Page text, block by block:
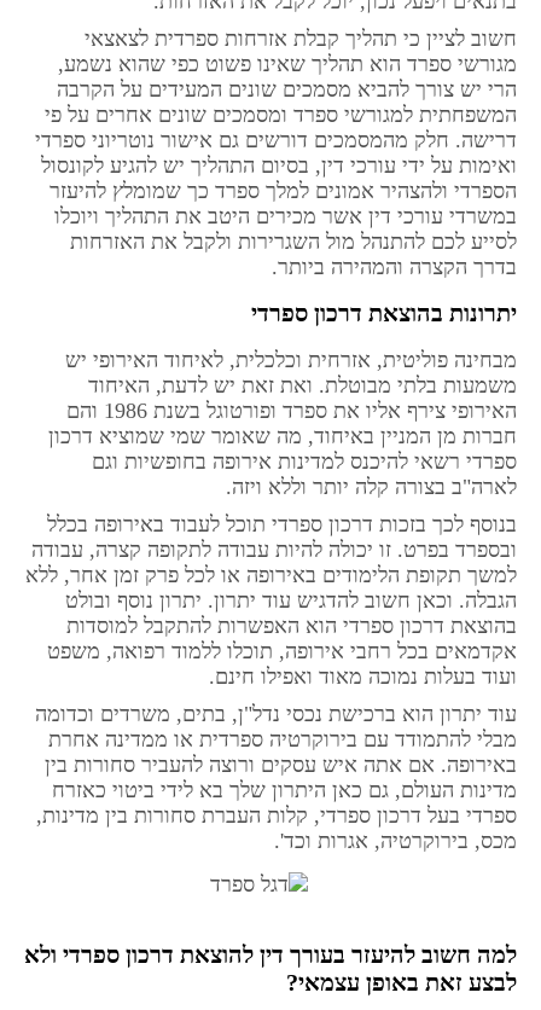
חשוב לציין כי תהליך קבלת אזרחות ספרדית לצאצאי
מגורשי ספרד הוא תהליך שאינו פשוט כפי שהוא נשמע,
הרי יש צורך להביא מסמכים שונים המעידים על הקרבה
המשפחתית למגורשי ספרד ומסמכים שונים אחרים על פי
דרישה. חלק מהמסמכים דורשים גם אישור נוטריוני ספרדי
ואימות על ידי עורכי דין, בסיום התהליך יש להגיע לקונסול
הספרדי ולהצהיר אמונים למלך ספרד כך שמומלץ להיעזר
במשרדי עורכי דין אשר מכירים היטב את התהליך ויוכלו
לסייע לכם להתנהל מול השגרירות ולקבל את האזרחות
בדרך הקצרה והמהירה ביותר.
יתרונות בהוצאת דרכון ספרדי
מבחינה פוליטית, אזרחית וכלכלית, לאיחוד האירופי יש
משמעות בלתי מבוטלת. ואת זאת יש לדעת, האיחוד
האירופי צירף אליו את ספרד ופורטוגל בשנת 1986 והם
חברות מן המניין באיחוד, מה שאומר שמי שמוציא דרכון
ספרדי רשאי להיכנס למדינות אירופה בחופשיות וגם
לארה"ב בצורה קלה יותר וללא ויזה.
בנוסף לכך בזכות דרכון ספרדי תוכל לעבוד באירופה בכלל
ובספרד בפרט. זו יכולה להיות עבודה לתקופה קצרה, עבודה
למשך תקופת הלימודים באירופה או לכל פרק זמן אחר, ללא
הגבלה. וכאן חשוב להדגיש עוד יתרון. יתרון נוסף ובולט
בהוצאת דרכון ספרדי הוא האפשרות להתקבל למוסדות
אקדמאים בכל רחבי אירופה, תוכלו ללמוד רפואה, משפט
ועוד בעלות נמוכה מאוד ואפילו חינם.
עוד יתרון הוא ברכישת נכסי נדל"ן, בתים, משרדים וכדומה
מבלי להתמודד עם בירוקרטיה ספרדית או ממדינה אחרת
באירופה. אם אתה איש עסקים ורוצה להעביר סחורות בין
מדינות העולם, גם כאן היתרון שלך בא לידי ביטוי כאזרח
ספרדי בעל דרכון ספרדי, קלות העברת סחורות בין מדינות,
מכס, בירוקרטיה, אגרות וכד'.
למה חשוב להיעזר בעורך דין להוצאת דרכון ספרדי ולא
לבצע זאת באופן עצמאי?